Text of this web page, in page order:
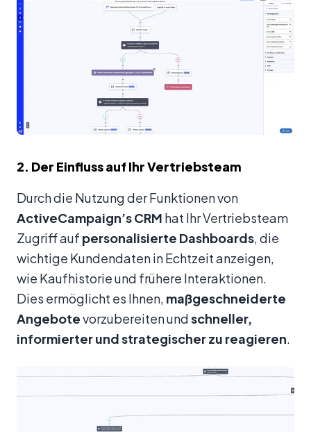
2. Der Einfluss auf Ihr Vertriebsteam
Durch die Nutzung der Funktionen von
ActiveCampaign’s CRM hat Ihr Vertriebsteam
Zugriff auf personalisierte Dashboards, die
wichtige Kundendaten in Echtzeit anzeigen,
wie Kaufhistorie und frühere Interaktionen.
Dies ermöglicht es Ihnen, maßgeschneiderte
Angebotevorzubereiten undschneller,
informierter und strategischer zu reagieren.